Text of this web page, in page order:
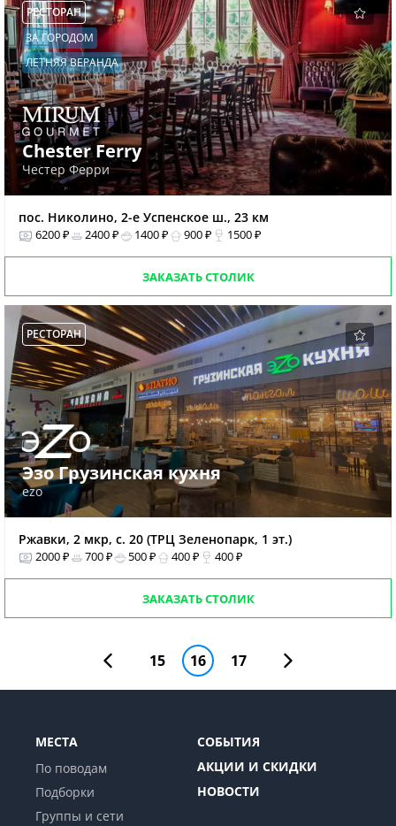
РЕСТОРАН
ЗА ГОРОДОМ
ЛЕТНЯЯ ВЕРАНДА
Chester Ferry
Честер Ферри
пос. Николино, 2-е Успенское ш., 23 км
6200 ₽ 2400 ₽ 1400 ₽ 900 ₽ 1500 ₽
ЗАКАЗАТЬ СТОЛИК
РЕСТОРАН
Эзо Грузинская кухня
ezo
Ржавки, 2 мкр, с. 20 (ТРЦ Зеленопарк, 1 эт.)
2000 ₽ 700 ₽ 500 ₽ 400 ₽ 400 ₽
ЗАКАЗАТЬ СТОЛИК
15 16 17
МЕСТА
По поводам
Подборки
Группы и сети
СОБЫТИЯ
АКЦИИ И СКИДКИ
НОВОСТИ